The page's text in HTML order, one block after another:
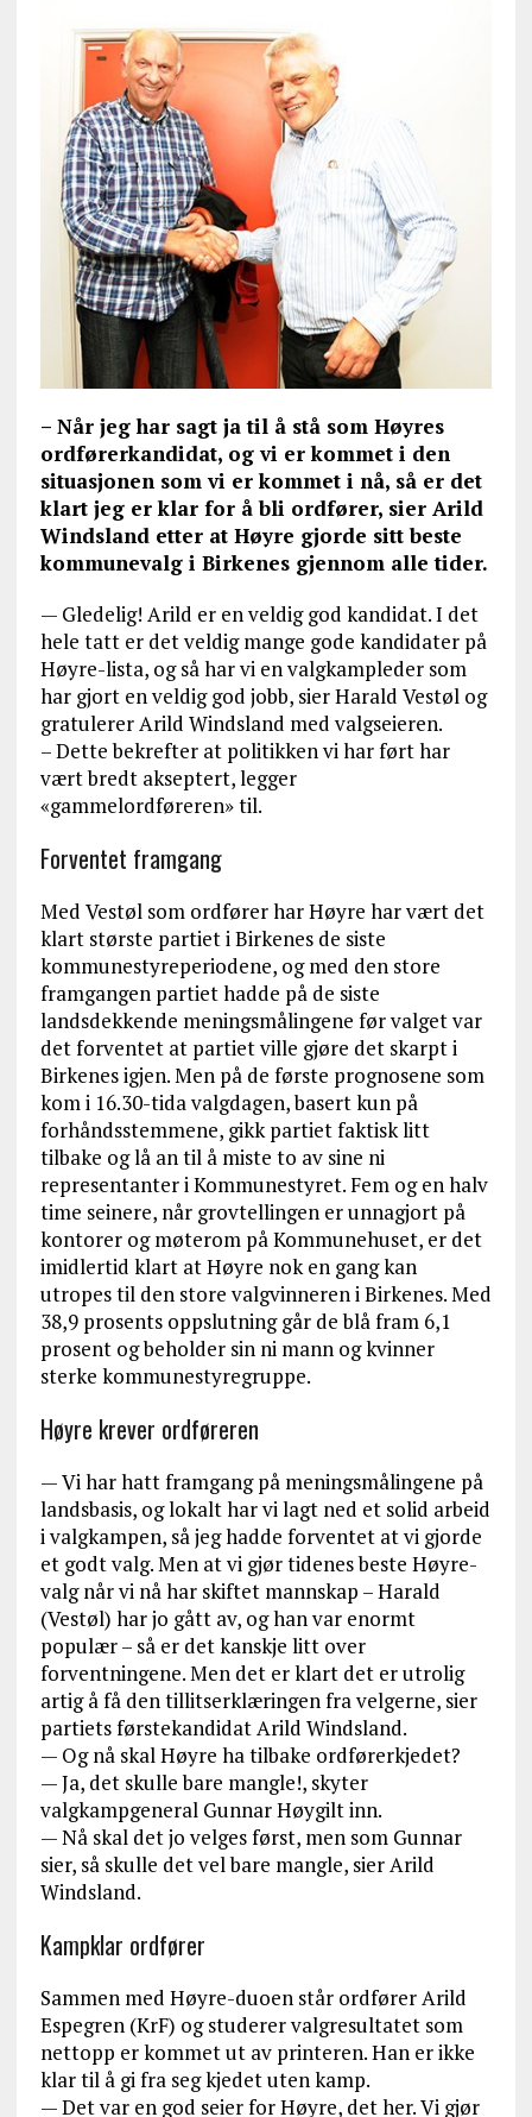
– Når jeg har sagt ja til å stå som Høyres
ordførerkandidat, og vi er kommet i den
situasjonen som vi er kommet i nå, så er det
klart jeg er klar for å bli ordfører, sier Arild
Windsland etter at Høyre gjorde sitt beste
kommunevalg i Birkenes gjennom alle tider.
— Gledelig! Arild er en veldig god kandidat. I det
hele tatt er det veldig mange gode kandidater på
Høyre-lista, og så har vi en valgkampleder som
har gjort en veldig god jobb, sier Harald Vestøl og
gratulerer Arild Windsland med valgseieren.
– Dette bekrefter at politikken vi har ført har
vært bredt akseptert, legger
«gammelordføreren» til.
Forventet framgang
Med Vestøl som ordfører har Høyre har vært det
klart største partiet i Birkenes de siste
kommunestyreperiodene, og med den store
framgangen partiet hadde på de siste
landsdekkende meningsmålingene før valget var
det forventet at partiet ville gjøre det skarpt i
Birkenes igjen. Men på de første prognosene som
kom i 16.30-tida valgdagen, basert kun på
forhåndsstemmene, gikk partiet faktisk litt
tilbake og lå an til å miste to av sine ni
representanter i Kommunestyret. Fem og en halv
time seinere, når grovtellingen er unnagjort på
kontorer og møterom på Kommunehuset, er det
imidlertid klart at Høyre nok en gang kan
utropes til den store valgvinneren i Birkenes. Med
38,9 prosents oppslutning går de blå fram 6,1
prosent og beholder sin ni mann og kvinner
sterke kommunestyregruppe.
Høyre krever ordføreren
— Vi har hatt framgang på meningsmålingene på
landsbasis, og lokalt har vi lagt ned et solid arbeid
i valgkampen, så jeg hadde forventet at vi gjorde
et godt valg. Men at vi gjør tidenes beste Høyre-
valg når vi nå har skiftet mannskap – Harald
(Vestøl) har jo gått av, og han var enormt
populær – så er det kanskje litt over
forventningene. Men det er klart det er utrolig
artig å få den tillitserklæringen fra velgerne, sier
partiets førstekandidat Arild Windsland.
— Og nå skal Høyre ha tilbake ordførerkjedet?
— Ja, det skulle bare mangle!, skyter
valgkampgeneral Gunnar Høygilt inn.
— Nå skal det jo velges først, men som Gunnar
sier, så skulle det vel bare mangle, sier Arild
Windsland.
Kampklar ordfører
Sammen med Høyre-duoen står ordfører Arild
Espegren (KrF) og studerer valgresultatet som
nettopp er kommet ut av printeren. Han er ikke
klar til å gi fra seg kjedet uten kamp.
— Det var en god seier for Høyre, det her. Vi gjør